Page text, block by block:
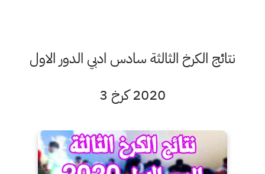
نتائج الكرخ الثالثة سادس ادبي الدور الاول
2020 كرخ 3